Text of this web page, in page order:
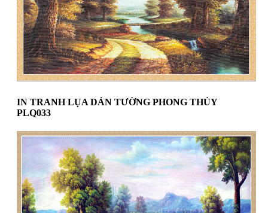
IN TRANH LỤA DÁN TƯỜNG PHONG THỦY
PLQ033